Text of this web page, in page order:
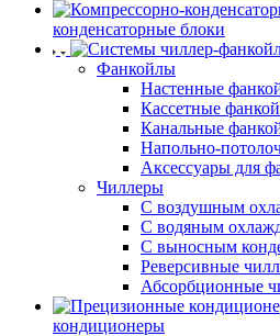
конденсаторные блоки
Фанкойлы
Настенные
Кассетные
Канальные
Напольно-
Аксессуары для
Чиллеры
С воздушным
С водяным
С выносным
Реверсивные
Абсорбционные
кондиционеры